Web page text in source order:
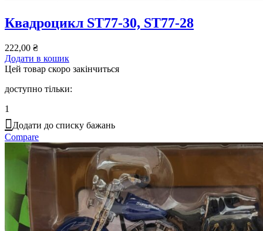
Квадроцикл ST77-30, ST77-28
222,00 ₴
Додати в кошик
Цей товар скоро закінчиться
доступно тільки:
1
Додати до списку бажань
Compare